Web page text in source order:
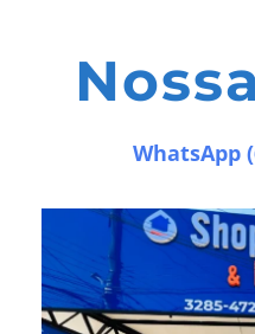
WhatsApp